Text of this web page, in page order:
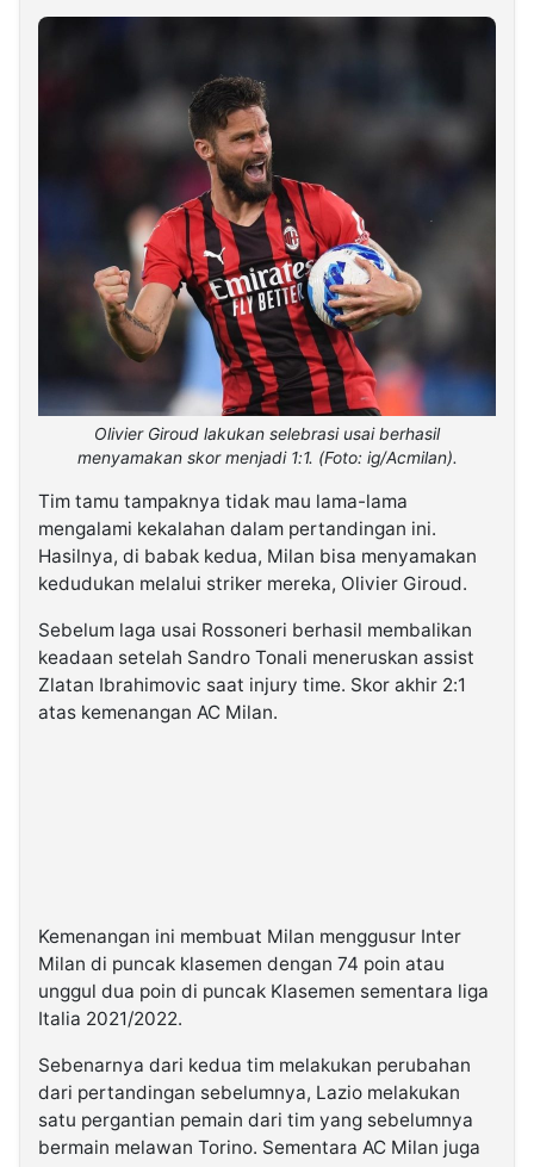
Olivier Giroud lakukan selebrasi usai berhasil
menyamakan skor menjadi 1:1. (Foto: ig/Acmilan).
Tim tamu tampaknya tidak mau lama-lama
mengalami kekalahan dalam pertandingan ini.
Hasilnya, di babak kedua, Milan bisa menyamakan
kedudukan melalui striker mereka, Olivier Giroud.
Sebelum laga usai Rossoneri berhasil membalikan
keadaan setelah Sandro Tonali meneruskan assist
Zlatan Ibrahimovic saat injury time. Skor akhir 2:1
atas kemenangan AC Milan.
Kemenangan ini membuat Milan menggusur Inter
Milan di puncak klasemen dengan 74 poin atau
unggul dua poin di puncak Klasemen sementara liga
Italia 2021/2022.
Sebenarnya dari kedua tim melakukan perubahan
dari pertandingan sebelumnya, Lazio melakukan
satu pergantian pemain dari tim yang sebelumnya
bermain melawan Torino. Sementara AC Milan juga